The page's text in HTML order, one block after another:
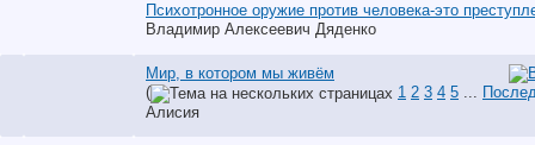
Психотронное оружие против человека-это
Владимир Алексеевич Дяденко
Мир, в котором мы живём
(
1 2 3 4 5 ...
Алисия